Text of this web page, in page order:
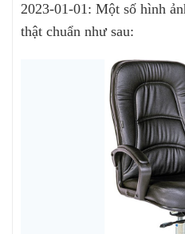
2023-01-01: Một số hình
thật chuẩn như sau: